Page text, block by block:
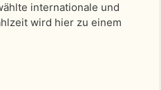
internationale und
wird hier zu einem